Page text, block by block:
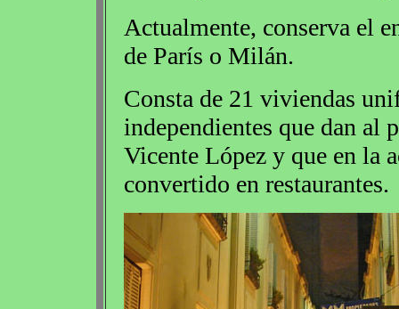
Actualmente, conserva el
de París o Milán.
Consta de 21 viviendas
independientes que dan al
Vicente López y que en la
convertido en restaurantes.